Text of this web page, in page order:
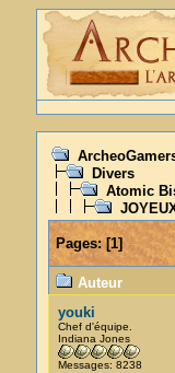
Divers
Atomic
Pages:[1]
Auteur
youki
Chef d'équipe.
Indiana Jones
Messages: 8238